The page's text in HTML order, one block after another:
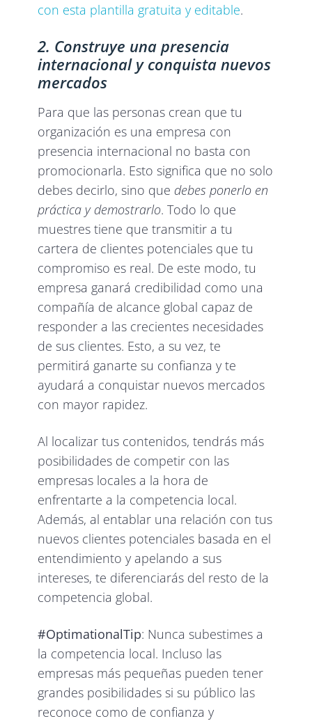
con esta plantilla gratuita y editable.
2. Construye una presencia
internacional y conquista nuevos
mercados
Para que las personas crean que tu
organización es una empresa con
presencia internacional no basta con
promocionarla. Esto significa que no solo
debes decirlo, sino que debes ponerlo en
práctica y demostrarlo. Todo lo que
muestres tiene que transmitir a tu
cartera de clientes potenciales que tu
compromiso es real. De este modo, tu
empresa ganará credibilidad como una
compañía de alcance global capaz de
responder a las crecientes necesidades
de sus clientes. Esto, a su vez, te
permitirá ganarte su confianza y te
ayudará a conquistar nuevos mercados
con mayor rapidez.
Al localizar tus contenidos, tendrás más
posibilidades de competir con las
empresas locales a la hora de
enfrentarte a la competencia local.
Además, al entablar una relación con tus
nuevos clientes potenciales basada en el
entendimiento y apelando a sus
intereses, te diferenciarás del resto de la
competencia global.
#OptimationalTip: Nunca subestimes a
la competencia local. Incluso las
empresas más pequeñas pueden tener
grandes posibilidades si su público las
reconoce como de confianza y